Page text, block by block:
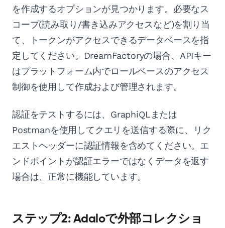
を作成するオプションが見つかります。必要なス
コープ(読み取り/書き込みアクセスなど)を割り当
て、トークンがアクセスできるデータベースを指
定してください。DreamFactoryの場合、APIキー
はプラットフォーム内でロールベースのアクセス
制御を使用して作成および管理されます。
認証をテストするには、GraphiQLまたは
Postmanを使用してクエリを送信する際に、リク
エストヘッダーに認証情報を含めてください。エ
ンドポイントが認証エラーではなくデータを返す
場合は、正常に機能しています。
ステップ2: Adaloで外部コレクショ